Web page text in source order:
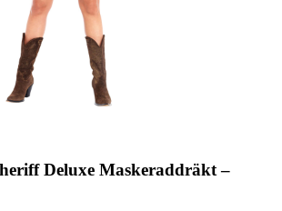
Deluxe Maskeraddräkt –